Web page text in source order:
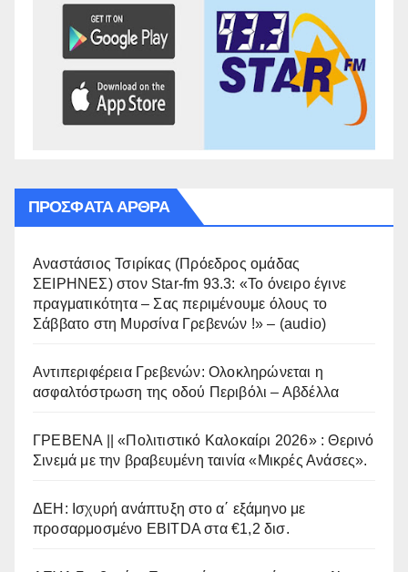
ΠΡΌΣΦΑΤΑ ΆΡΘΡΑ
Αναστάσιος Τσιρίκας (Πρόεδρος ομάδας
ΣΕΙΡΗΝΕΣ) στον Star-fm 93.3: «Το όνειρο έγινε
πραγματικότητα – Σας περιμένουμε όλους το
Σάββατο στη Μυρσίνα Γρεβενών !» – (audio)
Αντιπεριφέρεια Γρεβενών: Ολοκληρώνεται η
ασφαλτόστρωση της οδού Περιβόλι – Αβδέλλα
ΓΡΕΒΕΝΑ || «Πολιτιστικό Καλοκαίρι 2026» : Θερινό
Σινεμά με την βραβευμένη ταινία «Μικρές Ανάσες».
ΔΕΗ: Ισχυρή ανάπτυξη στο α΄ εξάμηνο με
προσαρμοσμένο EBITDA στα €1,2 δισ.